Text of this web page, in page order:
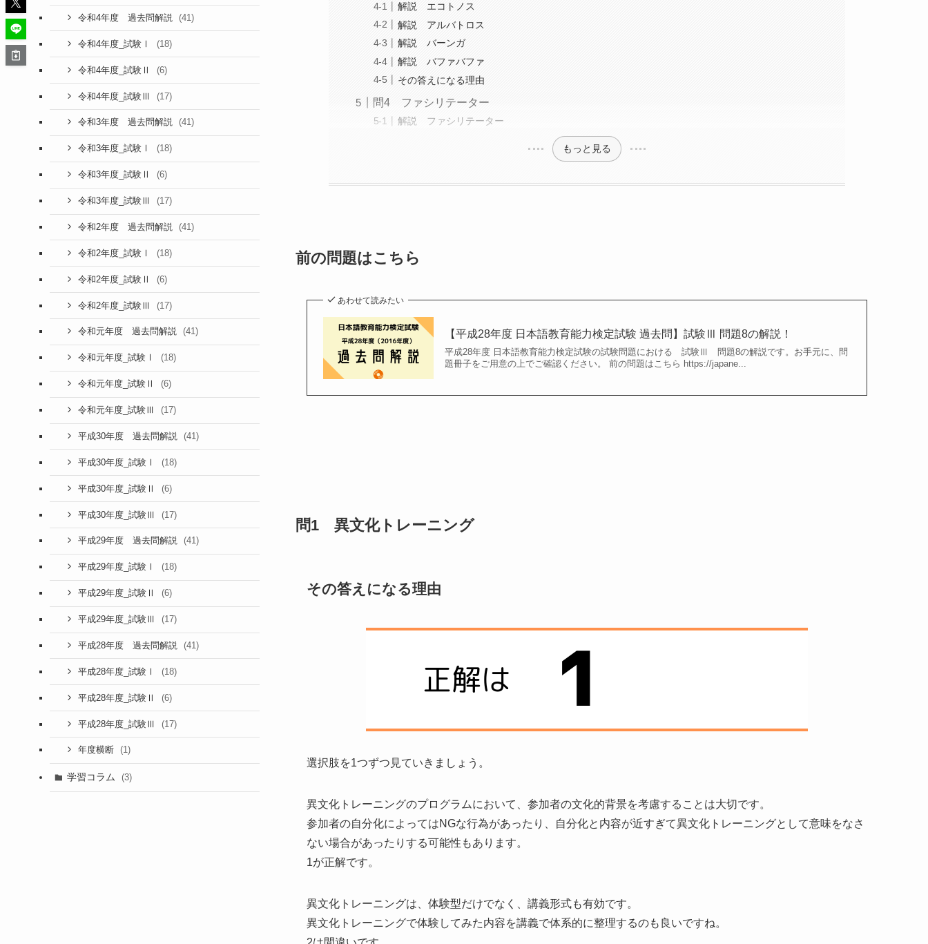
解説 エコトノス
解説 アルバトロス
解説 バーンガ
解説 バファバファ
その答えになる理由
問4 ファシリテーター
解説 ファシリテーター
もっと見る
前の問題はこちら
あわせて読みたい
【平成28年度 日本語教育能力検定試験 過去問】試験Ⅲ 問題8の解説！
平成28年度 日本語教育能力検定試験の試験問題における 試験Ⅲ 問題8の解説です。お手元に、問
題冊子をご用意の上でご確認ください。 前の問題はこちら https://japane...
問1 異文化トレーニング
その答えになる理由
選択肢を1つずつ見ていきましょう。
異文化トレーニングのプログラムにおいて、参加者の文化的背景を考慮することは大切です。
参加者の自分化によってはNGな行為があったり、自分化と内容が近すぎて異文化トレーニングとして意味をなさ
ない場合があったりする可能性もあります。
1が正解です。
異文化トレーニングは、体験型だけでなく、講義形式も有効です。
異文化トレーニングで体験してみた内容を講義で体系的に整理するのも良いですね。
令和4年度 過去問解説 (41)
令和4年度_試験Ⅰ (18)
令和4年度_試験Ⅱ (6)
令和4年度_試験Ⅲ (17)
令和3年度 過去問解説 (41)
令和3年度_試験Ⅰ (18)
令和3年度_試験Ⅱ (6)
令和3年度_試験Ⅲ (17)
令和2年度 過去問解説 (41)
令和2年度_試験Ⅰ (18)
令和2年度_試験Ⅱ (6)
令和2年度_試験Ⅲ (17)
令和元年度 過去問解説 (41)
令和元年度_試験Ⅰ (18)
令和元年度_試験Ⅱ (6)
令和元年度_試験Ⅲ (17)
平成30年度 過去問解説 (41)
平成30年度_試験Ⅰ (18)
平成30年度_試験Ⅱ (6)
平成30年度_試験Ⅲ (17)
平成29年度 過去問解説 (41)
平成29年度_試験Ⅰ (18)
平成29年度_試験Ⅱ (6)
平成29年度_試験Ⅲ (17)
平成28年度 過去問解説 (41)
平成28年度_試験Ⅰ (18)
平成28年度_試験Ⅱ (6)
平成28年度_試験Ⅲ (17)
年度横断 (1)
学習コラム (3)